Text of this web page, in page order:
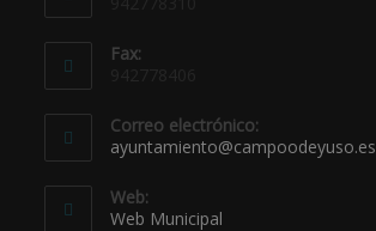
Fax:
Correo electrónico:
ayuntamiento@campoodeyuso.es
Web:
Web Municipal